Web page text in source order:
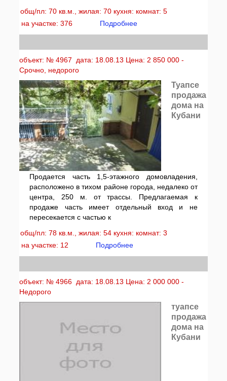
общ/пл: 70 кв.м., жилая: 70 кухня: комнат: 5
на участке: 376
Подробнее
объект: № 4967 дата: 18.08.13 Цена: 2 850 000 -
Срочно, недорого
Туапсе
продажа
дома на
Кубани
Продается часть 1,5-этажного домовладения,
расположено в тихом районе города, недалеко от
центра, 250 м. от трассы. Предлагаемая к
продаже часть имеет отдельный вход и не
пересекается с частью к
общ/пл: 78 кв.м., жилая: 54 кухня: комнат: 3
на участке: 12
Подробнее
объект: № 4966 дата: 18.08.13 Цена: 2 000 000 -
Недорого
туапсе
продажа
дома на
Кубани